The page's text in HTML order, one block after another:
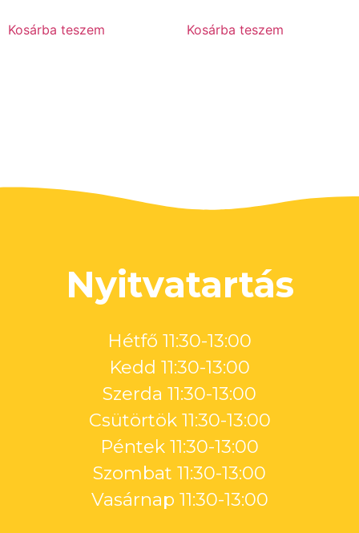
Kosárba teszem Kosárba teszem
Nyitvatartás
Hétfő 11:30-13:00
Kedd 11:30-13:00
Szerda 11:30-13:00
Csütörtök 11:30-13:00
Péntek 11:30-13:00
Szombat 11:30-13:00
Vasárnap 11:30-13:00